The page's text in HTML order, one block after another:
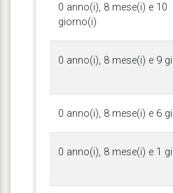
0 anno(i), 8 mese(i) e 10
giorno(i)
0 anno(i), 8 mese(i) e 9
0 anno(i), 8 mese(i) e 6
0 anno(i), 8 mese(i) e 1